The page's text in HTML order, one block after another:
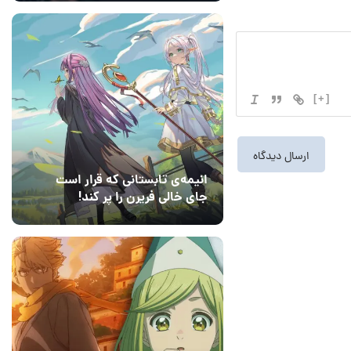
[+]
انیمه‌ی تابستانی که قرار است
جای خالی فریرن را پر کند!
14 مرداد 1405